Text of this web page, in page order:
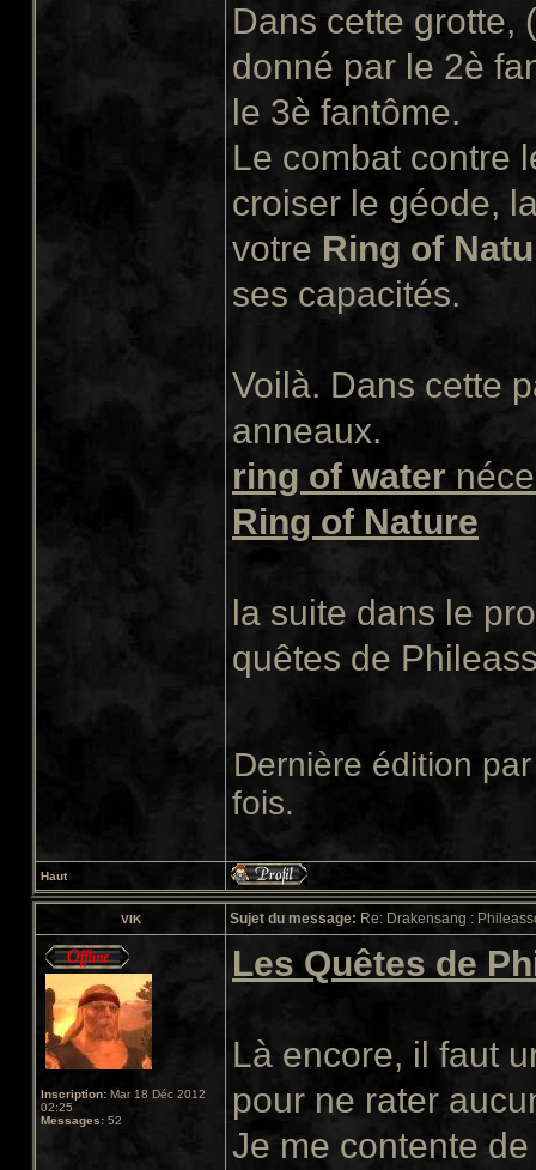
Dans cette grotte,
donné par le 2è
le 3è fantôme.
Le combat contre
croiser le géode,
votre Ring of
ses capacités.
Voilà. Dans cette
anneaux.
ring of water
Ring of Nature
la suite dans le
quêtes de
Dernière édition
fois.
Haut
VIK Sujet du message: Re: Drakensang :
Inscription: Mar 18 Déc 2012
02:25
Messages: 52
Les Quêtes de
Là encore, il faut
pour ne rater
Je me contente